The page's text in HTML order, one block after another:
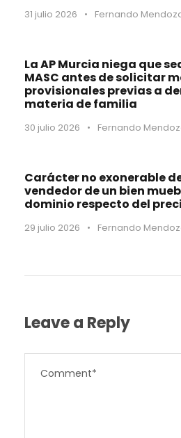
31 julio 2026 • Fernando
La AP Murcia niega que
MASC antes de solicitar
provisionales previas a
materia de familia
30 julio 2026 • Fernando
Carácter no exonerable
vendedor de un bien
dominio respecto del
29 julio 2026 • Fernando
Leave a Reply